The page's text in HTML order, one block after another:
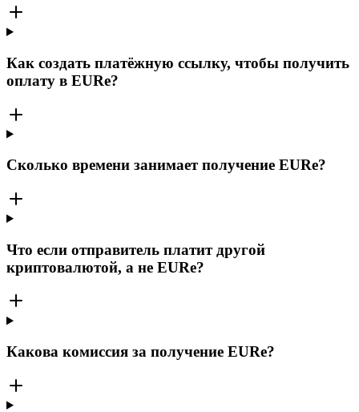
Как создать платёжную ссылку, чтобы получить
оплату в EURe?
Сколько времени занимает получение EURe?
Что если отправитель платит другой
криптовалютой, а не EURe?
Какова комиссия за получение EURe?